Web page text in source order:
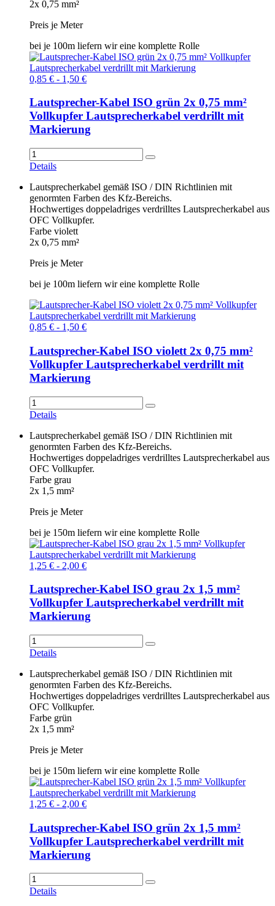
2x 0,75 mm²
Preis je Meter
bei je 100m liefern wir eine komplette Rolle
0,85 € - 1,50 €
Lautsprecher-Kabel ISO grün 2x 0,75 mm²
Vollkupfer Lautsprecherkabel verdrillt mit
Markierung
Details
Lautsprecherkabel gemäß ISO / DIN Richtlinien mit
genormten Farben des Kfz-Bereichs.
Hochwertiges doppeladriges verdrilltes Lautsprecherkabel aus
OFC Vollkupfer.
Farbe violett
2x 0,75 mm²
Preis je Meter
bei je 100m liefern wir eine komplette Rolle
0,85 € - 1,50 €
Lautsprecher-Kabel ISO violett 2x 0,75 mm²
Vollkupfer Lautsprecherkabel verdrillt mit
Markierung
Details
Lautsprecherkabel gemäß ISO / DIN Richtlinien mit
genormten Farben des Kfz-Bereichs.
Hochwertiges doppeladriges verdrilltes Lautsprecherkabel aus
OFC Vollkupfer.
Farbe grau
2x 1,5 mm²
Preis je Meter
bei je 150m liefern wir eine komplette Rolle
1,25 € - 2,00 €
Lautsprecher-Kabel ISO grau 2x 1,5 mm²
Vollkupfer Lautsprecherkabel verdrillt mit
Markierung
Details
Lautsprecherkabel gemäß ISO / DIN Richtlinien mit
genormten Farben des Kfz-Bereichs.
Hochwertiges doppeladriges verdrilltes Lautsprecherkabel aus
OFC Vollkupfer.
Farbe grün
2x 1,5 mm²
Preis je Meter
bei je 150m liefern wir eine komplette Rolle
1,25 € - 2,00 €
Lautsprecher-Kabel ISO grün 2x 1,5 mm²
Vollkupfer Lautsprecherkabel verdrillt mit
Markierung
Details